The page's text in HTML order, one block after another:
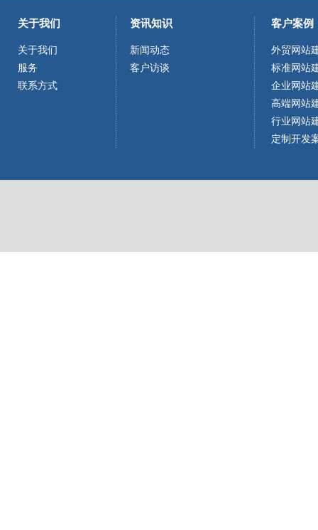
关于我们
关于我们
服务
联系方式
资讯知识
新闻动态
客户访谈
客户案例
外贸网站
标准网站
企业网站
高端网站
行业网站
定制开发